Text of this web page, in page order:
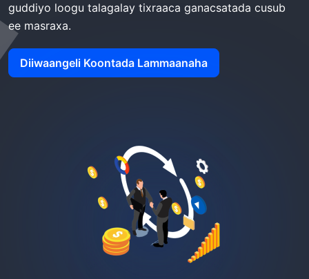
guddiyo loogu talagalay tixraaca ganacsatada cusub
ee masraxa.
Diiwaangeli Koontada Lammaanaha